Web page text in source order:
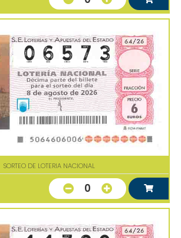
SORTEO DE LOTERIA NACIONAL
0